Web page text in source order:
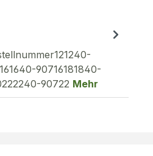
90716181840-
90722 Mehr